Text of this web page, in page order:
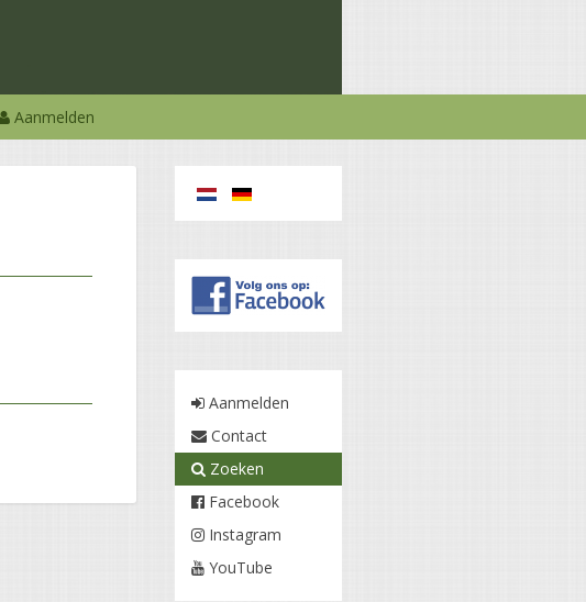
Aanmelden
Aanmelden
Contact
Zoeken
Facebook
Instagram
YouTube